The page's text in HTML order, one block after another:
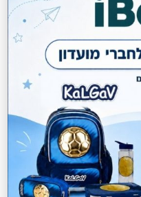
משלוחים חינם בקניה מעל 299 ₪